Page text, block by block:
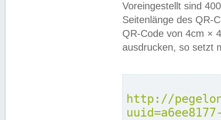
Voreingestellt sind
Seitenlänge des QR-
QR-Code von 4cm ×
ausdrucken, so setzt
http://